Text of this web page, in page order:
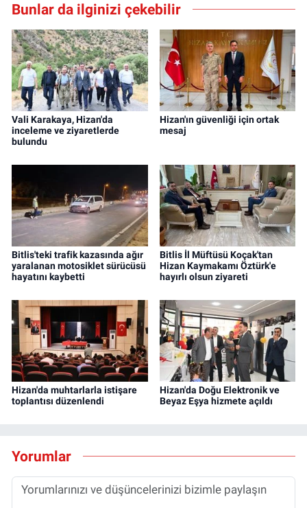
Bunlar da ilginizi çekebilir
Vali Karakaya, Hizan'da
inceleme ve ziyaretlerde
bulundu
Hizan'ın güvenliği için ortak
mesaj
Bitlis'teki trafik kazasında ağır
yaralanan motosiklet sürücüsü
hayatını kaybetti
Bitlis İl Müftüsü Koçak'tan
Hizan Kaymakamı Öztürk'e
hayırlı olsun ziyareti
Hizan'da muhtarlarla istişare
toplantısı düzenlendi
Hizan'da Doğu Elektronik ve
Beyaz Eşya hizmete açıldı
Yorumlar